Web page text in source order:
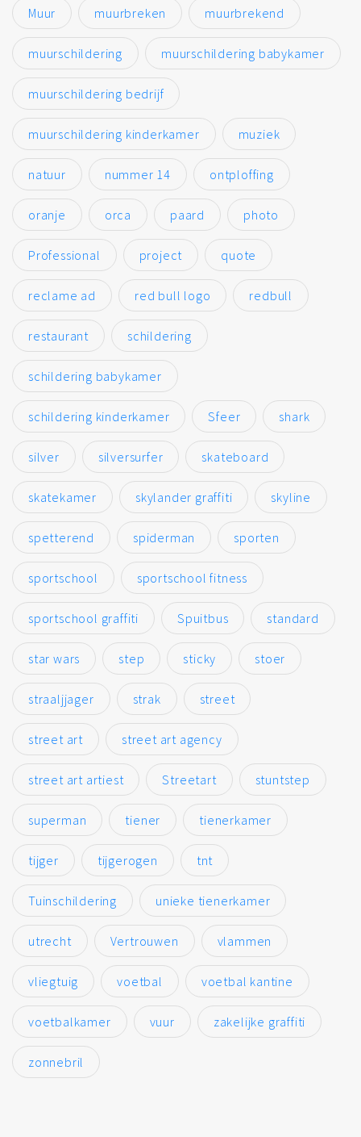
Muur muurbreken muurbrekend
muurschildering muurschildering babykamer
muurschildering bedrijf
muurschildering kinderkamer muziek
natuur nummer 14 ontploffing
oranje orca paard photo
Professional project quote
reclame ad red bull logo redbull
restaurant schildering
schildering babykamer
schildering kinderkamer Sfeer shark
silver silversurfer skateboard
skatekamer skylander graffiti skyline
spetterend spiderman sporten
sportschool sportschool fitness
sportschool graffiti Spuitbus standard
star wars step sticky stoer
straaljjager strak street
street art street art agency
street art artiest Streetart stuntstep
superman tiener tienerkamer
tijger tijgerogen tnt
Tuinschildering unieke tienerkamer
utrecht Vertrouwen vlammen
vliegtuig voetbal voetbal kantine
voetbalkamer vuur zakelijke graffiti
zonnebril